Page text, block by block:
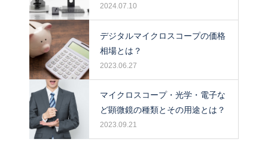
ついて解説！
2024.07.10
デジタルマイクロスコープの価格
相場とは？
2023.06.27
マイクロスコープ・光学・電子な
ど顕微鏡の種類とその用途とは？
2023.09.21